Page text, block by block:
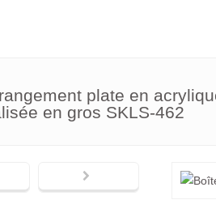
plate en
en gros SKLS-462